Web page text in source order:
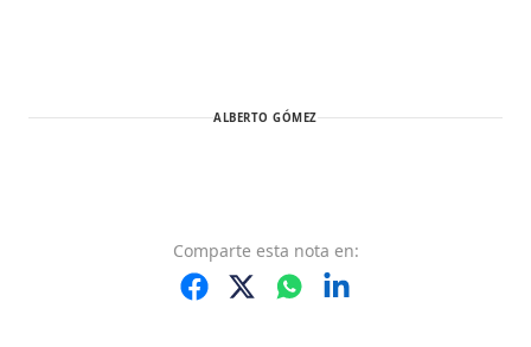
ALBERTO GÓMEZ
Comparte esta nota en: